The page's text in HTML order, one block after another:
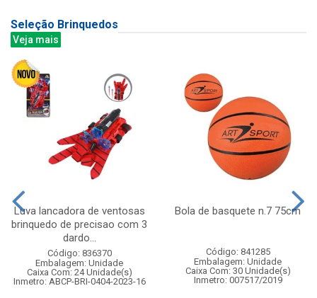
Seleção Brinquedos
Veja mais
Luva lancadora de ventosas
brinquedo de precisao com 3
dardo...
Código: 836370
Embalagem: Unidade
Caixa Com: 24 Unidade(s)
Inmetro: ABCP-BRI-0404-2023-16
Bola de basquete n.7 75cm
Código: 841285
Embalagem: Unidade
Caixa Com: 30 Unidade(s)
Inmetro: 007517/2019